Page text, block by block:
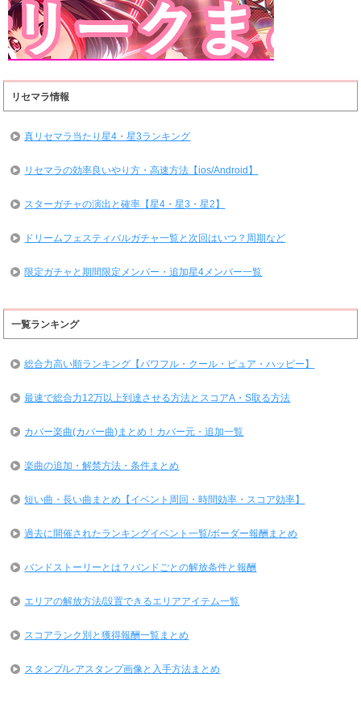
リセマラ情報
真リセマラ当たり星4・星3ランキング
リセマラの効率良いやり方・高速方法【ios/Android】
スターガチャの演出と確率【星4・星3・星2】
ドリームフェスティバルガチャ一覧と次回はいつ？周期など
限定ガチャと期間限定メンバー・追加星4メンバー一覧
一覧ランキング
総合力高い順ランキング【パワフル・クール・ピュア・ハッピー】
最速で総合力12万以上到達させる方法とスコアA・S取る方法
カバー楽曲(カバー曲)まとめ！カバー元・追加一覧
楽曲の追加・解禁方法・条件まとめ
短い曲・長い曲まとめ【イベント周回・時間効率・スコア効率】
過去に開催されたランキングイベント一覧/ボーダー報酬まとめ
バンドストーリーとは？バンドごとの解放条件と報酬
エリアの解放方法/設置できるエリアアイテム一覧
スコアランク別と獲得報酬一覧まとめ
スタンプ/レアスタンプ画像と入手方法まとめ